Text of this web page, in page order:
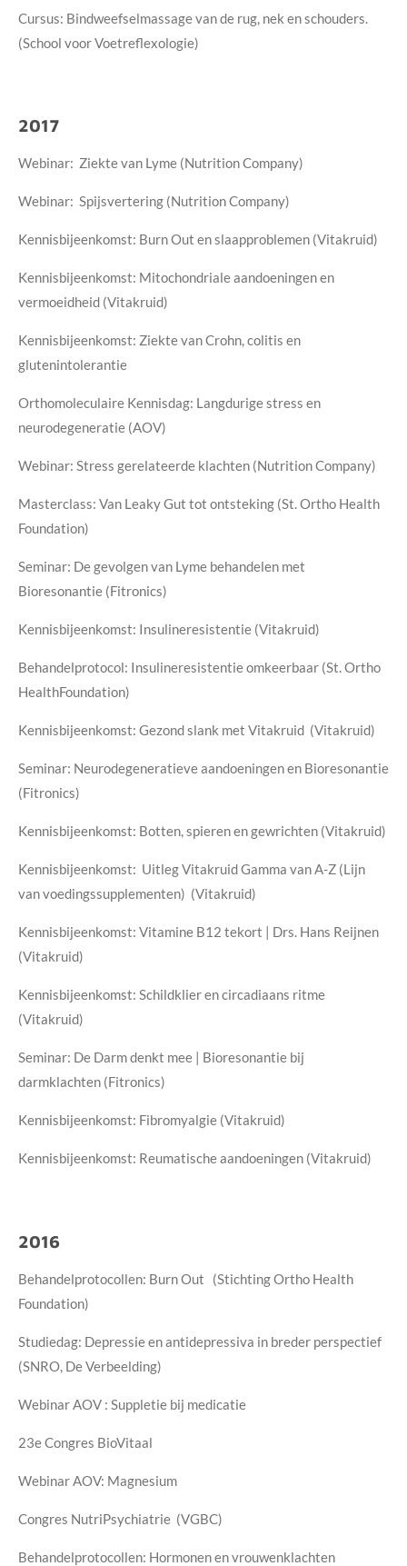
Cursus: Bindweefselmassage van de rug, nek en schouders.
(School voor Voetreflexologie)
2017
Webinar: Ziekte van Lyme (Nutrition Company)
Webinar: Spijsvertering (Nutrition Company)
Kennisbijeenkomst: Burn Out en slaapproblemen (Vitakruid)
Kennisbijeenkomst: Mitochondriale aandoeningen en
vermoeidheid (Vitakruid)
Kennisbijeenkomst: Ziekte van Crohn, colitis en
glutenintolerantie
Orthomoleculaire Kennisdag: Langdurige stress en
neurodegeneratie (AOV)
Webinar: Stress gerelateerde klachten (Nutrition Company)
Masterclass: Van Leaky Gut tot ontsteking (St. Ortho Health
Foundation)
Seminar: De gevolgen van Lyme behandelen met
Bioresonantie (Fitronics)
Kennisbijeenkomst: Insulineresistentie (Vitakruid)
Behandelprotocol: Insulineresistentie omkeerbaar (St. Ortho
HealthFoundation)
Kennisbijeenkomst: Gezond slank met Vitakruid (Vitakruid)
Seminar: Neurodegeneratieve aandoeningen en Bioresonantie
(Fitronics)
Kennisbijeenkomst: Botten, spieren en gewrichten (Vitakruid)
Kennisbijeenkomst: Uitleg Vitakruid Gamma van A-Z (Lijn
van voedingssupplementen) (Vitakruid)
Kennisbijeenkomst: Vitamine B12 tekort | Drs. Hans Reijnen
(Vitakruid)
Kennisbijeenkomst: Schildklier en circadiaans ritme
(Vitakruid)
Seminar: De Darm denkt mee | Bioresonantie bij
darmklachten (Fitronics)
Kennisbijeenkomst: Fibromyalgie (Vitakruid)
Kennisbijeenkomst: Reumatische aandoeningen (Vitakruid)
2016
Behandelprotocollen: Burn Out (Stichting Ortho Health
Foundation)
Studiedag: Depressie en antidepressiva in breder perspectief
(SNRO, De Verbeelding)
Webinar AOV : Suppletie bij medicatie
23e Congres BioVitaal
Webinar AOV: Magnesium
Congres NutriPsychiatrie (VGBC)
Behandelprotocollen: Hormonen en vrouwenklachten